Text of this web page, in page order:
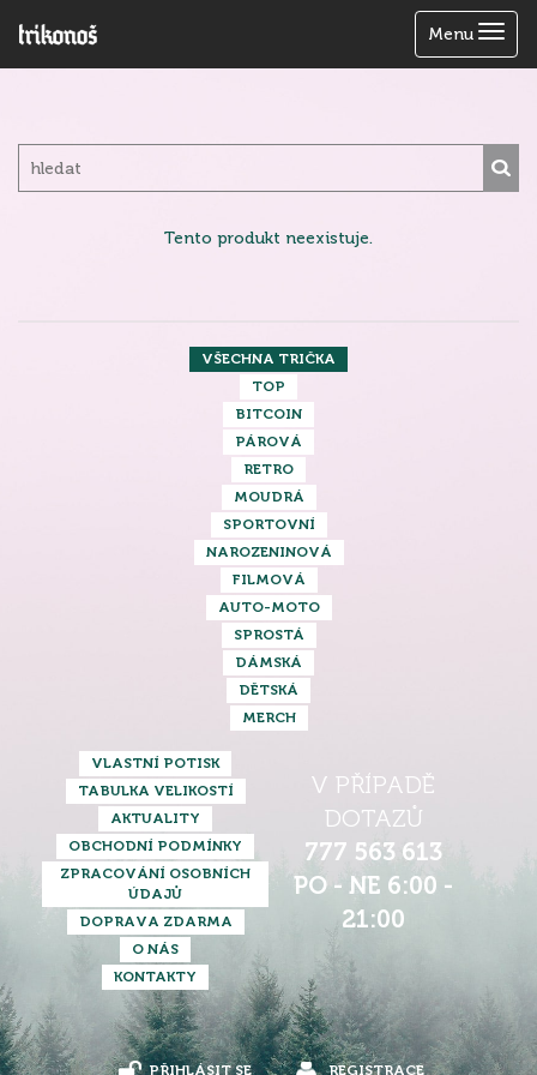
Zobrazit
menu
Menu
Tento produkt neexistuje.
VŠECHNA TRIČKA
TOP
BITCOIN
PÁROVÁ
RETRO
MOUDRÁ
SPORTOVNÍ
NAROZENINOVÁ
FILMOVÁ
AUTO-MOTO
SPROSTÁ
DÁMSKÁ
DĚTSKÁ
MERCH
VLASTNÍ POTISK
TABULKA VELIKOSTÍ
AKTUALITY
OBCHODNÍ PODMÍNKY
ZPRACOVÁNÍ OSOBNÍCH
ÚDAJŮ
DOPRAVA ZDARMA
O NÁS
KONTAKTY
V PŘÍPADĚ
DOTAZŮ
777 563 613
PO - NE 6:00 -
21:00
PŘIHLÁSIT SE REGISTRACE